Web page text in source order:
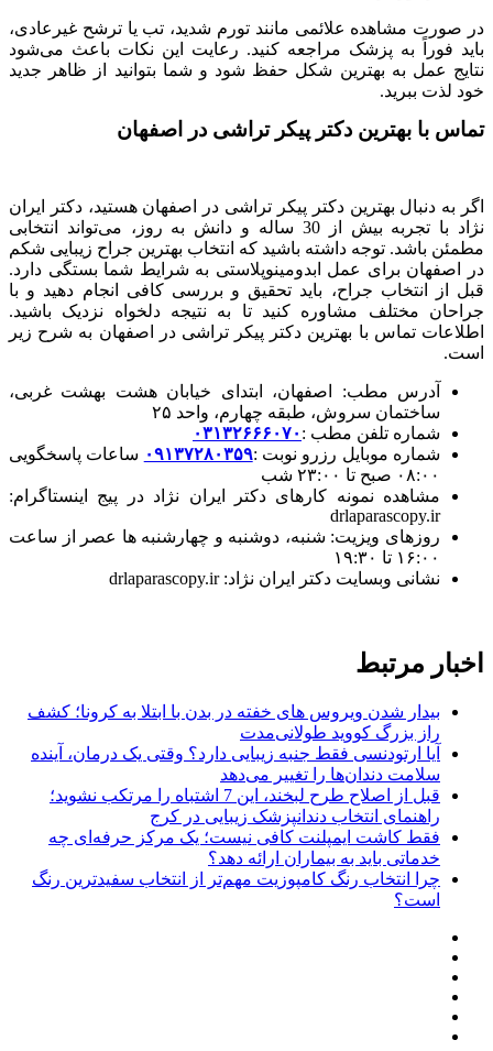
در صورت مشاهده علائمی مانند تورم شدید، تب یا ترشح غیرعادی،
باید فوراً به پزشک مراجعه کنید. رعایت این نکات باعث می‌شود
نتایج عمل به بهترین شکل حفظ شود و شما بتوانید از ظاهر جدید
خود لذت ببرید.
تماس با بهترین دکتر پیکر تراشی در اصفهان
اگر به دنبال بهترین دکتر پیکر تراشی در اصفهان هستید، دکتر ایران
نژاد با تجربه بیش از 30 ساله و دانش به روز، می‌تواند انتخابی
مطمئن باشد. توجه داشته باشید که انتخاب بهترین جراح زیبایی شکم
در اصفهان برای عمل ابدومینوپلاستی به شرایط شما بستگی دارد.
قبل از انتخاب جراح، باید تحقیق و بررسی کافی انجام دهید و با
جراحان مختلف مشاوره کنید تا به نتیجه دلخواه نزدیک باشید.
اطلاعات تماس با بهترین دکتر پیکر تراشی در اصفهان به شرح زیر
است.
آدرس مطب: اصفهان، ابتدای خیابان هشت بهشت غربی،
ساختمان سروش، طبقه چهارم، واحد ۲۵
شماره تلفن مطب : ۰۳۱۳۲۶۶۶۰۷۰
شماره موبایل رزرو نوبت :۰۹۱۳۷۲۸۰۳۵۹ ساعات پاسخگویی
۰۸:۰۰ صبح تا ۲۳:۰۰ شب
مشاهده نمونه کارهای دکتر ایران نژاد در پیج اینستاگرام:
drlaparascopy.ir
روزهای ویزیت: شنبه، دوشنبه و چهارشنبه ها عصر از ساعت
۱۶:۰۰ تا ۱۹:۳۰
نشانی وبسایت دکتر ایران نژاد:drlaparascopy.ir
اخبار مرتبط
بیدار شدن ویروس‌ های خفته در بدن با ابتلا به کرونا؛ کشف
راز بزرگ کووید طولانی‌مدت
آیا ارتودنسی فقط جنبه زیبایی دارد؟ وقتی یک درمان، آینده
سلامت دندان‌ها را تغییر می‌دهد
قبل از اصلاح طرح لبخند، این 7 اشتباه را مرتکب نشوید؛
راهنمای انتخاب دندانپزشک زیبایی در کرج
فقط کاشت ایمپلنت کافی نیست؛ یک مرکز حرفه‌ای چه
خدماتی باید به بیماران ارائه دهد؟
چرا انتخاب رنگ کامپوزیت مهم‌تر از انتخاب سفیدترین رنگ
است؟